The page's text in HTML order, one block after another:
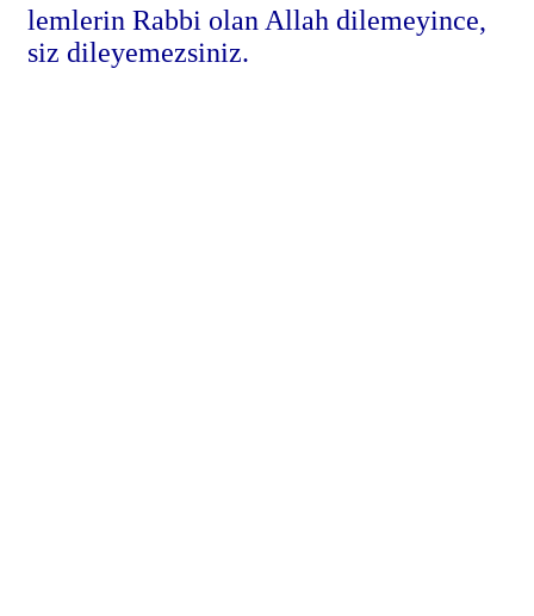
lemlerin Rabbi olan Allah dilemeyince,
siz dileyemezsiniz.